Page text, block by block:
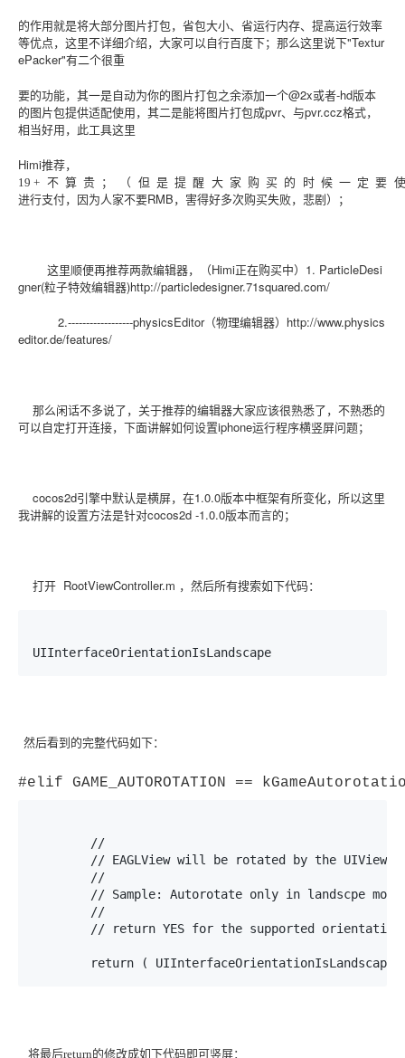
的作用就是将大部分图片打包，省包大小、省运行内存、提高运行效率
等优点，这里不详细介绍，大家可以自行百度下；那么这里说下"Textur
ePacker"有二个很重
要的功能，其一是自动为你的图片打包之余添加一个@2x或者-hd版本
的图片包提供适配使用，其二是能将图片打包成pvr、与pvr.ccz格式，
相当好用，此工具这里
Himi推荐，
19 + 不 算 贵 ； （ 但 是 提 醒 大 家 购 买 的 时 候 一 定 要 使
进行支付，因为人家不要RMB，害得好多次购买失败，悲剧）；
这里顺便再推荐两款编辑器，（Himi正在购买中）1. ParticleDesi
gner(粒子特效编辑器)http://particledesigner.71squared.com/
2.------------------physicsEditor（物理编辑器）http://www.physics
editor.de/features/
那么闲话不多说了，关于推荐的编辑器大家应该很熟悉了，不熟悉的
可以自定打开连接，下面讲解如何设置iphone运行程序横竖屏问题；
cocos2d引擎中默认是横屏，在1.0.0版本中框架有所变化，所以这里
我讲解的设置方法是针对cocos2d -1.0.0版本而言的；
打开 RootViewController.m ，然后所有搜索如下代码：
UIInterfaceOrientationIsLandscape
然后看到的完整代码如下：
#elif GAME_AUTOROTATION ==
return (
将最后return的修改成如下代码即可竖屏：